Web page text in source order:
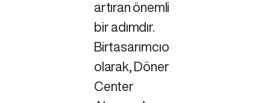
artıran önemli
bir adımdır.
Birtasarımcıo
olarak, Döner
Center